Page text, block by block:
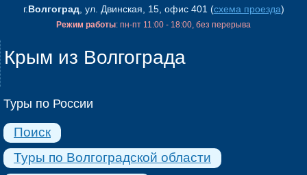
г.Волгоград, ул. Двинская, 15, офис 401 (схема проезда)
Режим работы: пн-пт 11:00 - 18:00, без перерыва
Крым из Волгограда
Туры по России
Поиск
Туры по Волгоградской области